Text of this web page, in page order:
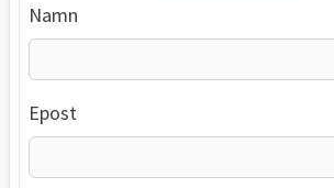
Namn
Epost